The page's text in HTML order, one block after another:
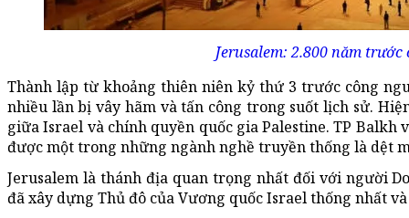
Jerusalem: 2.800 năm trước
Thành lập từ khoảng thiên niên kỷ thứ 3 trước công
nhiều lần bị vây hãm và tấn công trong suốt lịch sử.
giữa Israel và chính quyền quốc gia Palestine. TP Balkh
được một trong những ngành nghề truyền thống là dệt
Jerusalem là thánh địa quan trọng nhất đối với người
đã xây dựng Thủ đô của Vương quốc Israel thống nhất